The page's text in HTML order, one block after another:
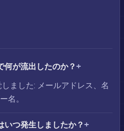
が流出したのか？
ました: メールアドレス、名
名。
つ発生しましたか？